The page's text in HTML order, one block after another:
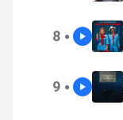
8 ●
9 ●